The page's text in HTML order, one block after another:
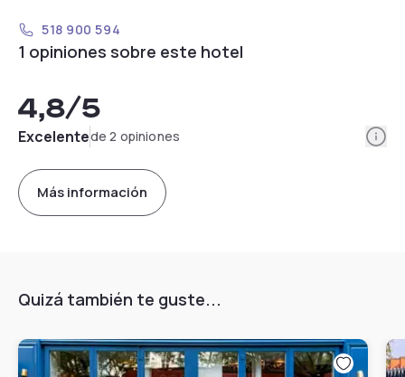
518 900 594
1 opiniones sobre este hotel
4,8/5
Excelentede 2 opiniones
Más información
Quizá también te guste...